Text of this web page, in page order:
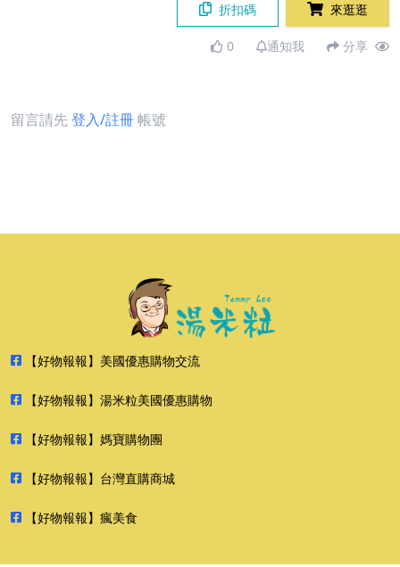
折扣碼 來逛逛
0 通知我 分享
留言請先登入/註冊帳號
【好物報報】美國優惠購物交流
【好物報報】湯米粒美國優惠購物
【好物報報】媽寶購物團
【好物報報】台灣直購商城
【好物報報】瘋美食